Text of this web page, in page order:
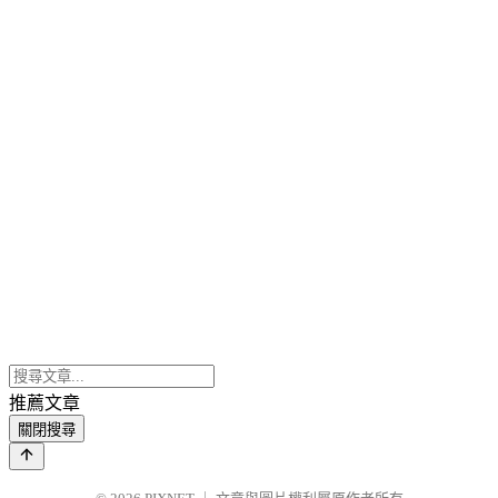
推薦文章
關閉搜尋